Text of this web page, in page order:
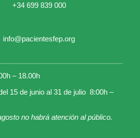
+34 699 839 000
info@pacientesfep.org
– 18.00h
15 de junio al 31 de julio 8:00h –
no habrá atención al público.